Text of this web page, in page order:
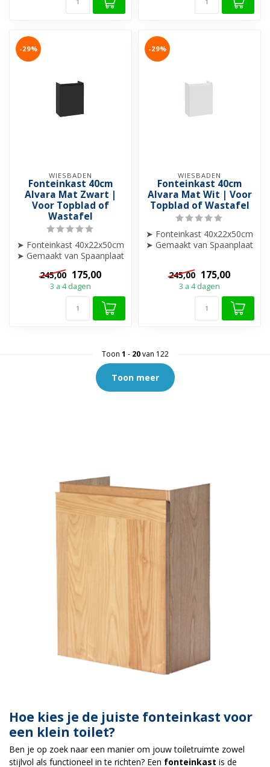
-29%
WIESBADEN
Fonteinkast 40cm
Alvara Mat Zwart |
Voor Topblad of
Wastafel
➤ Fonteinkast 40x22x50cm
➤ Gemaakt van Spaanplaat
en Kunststof Front.
➤ Deur ...
245,00 175,00
3 a 4 dagen
-29%
WIESBADEN
Fonteinkast 40cm
Alvara Mat Wit | Voor
Topblad of Wastafel
➤ Fonteinkast 40x22x50cm
➤ Gemaakt van Spaanplaat
➤ Deur ...
245,00 175,00
3 a 4 dagen
Toon 1 - 20van 122
Toon meer
Hoe kies je de juiste fonteinkast voor
een klein toilet?
Ben je op zoek naar een manier om jouw toiletruimte zowel
stijlvol als functioneel in te richten? Een fonteinkast is de